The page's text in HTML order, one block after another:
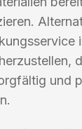
und